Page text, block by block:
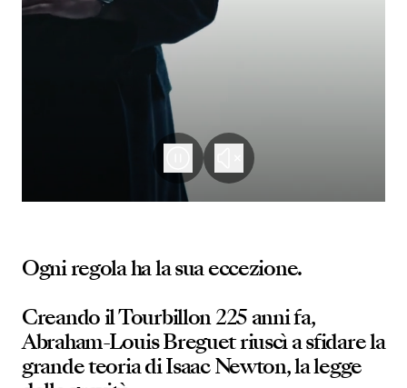
Ogni regola ha la sua eccezione.
Creando il Tourbillon 225 anni fa,
Abraham-Louis Breguet riuscì a sfidare la
grande teoria di Isaac Newton, la legge